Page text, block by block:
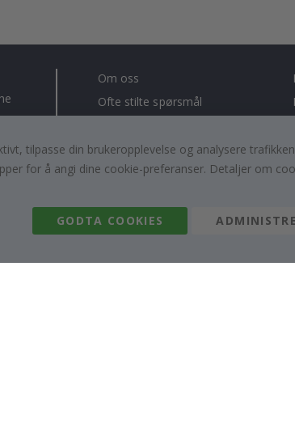
Om oss
Ofte stilte spørsmål
Rett til å angre
Vilkår og betingelser
tilpasse din brukeropplevelse og analysere
for å angi dine cookie-preferanser. Detaljer om
GODTA COOKIES